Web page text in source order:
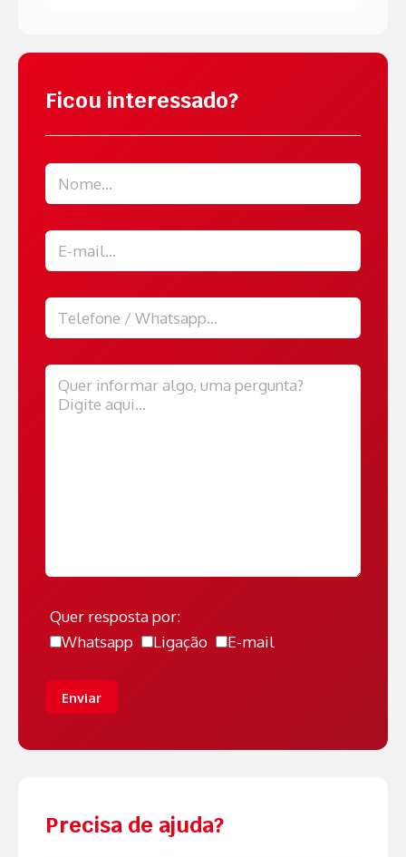
Ficou interessado?
Quer resposta por:
Whatsapp
Ligação E-mail
Enviar
Precisa de ajuda?